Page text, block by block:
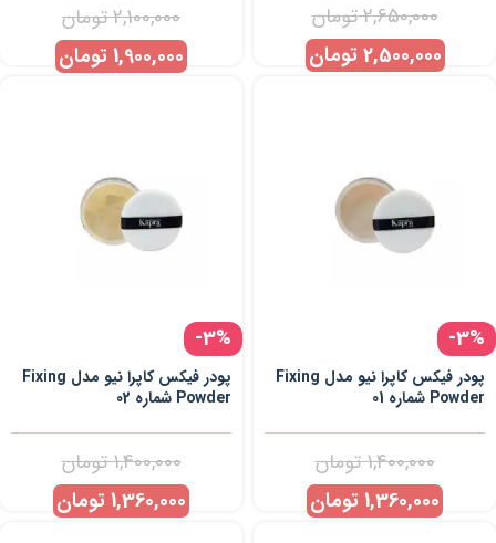
2,650,000تومان
2,500,000 تومان
2,100,000تومان
1,900,000 تومان
-3%
پودر فیکس کاپرا نیو مدل Fixing
Powder شماره 01
1,400,000تومان
1,360,000 تومان
-3%
پودر فیکس کاپرا نیو مدل Fixing
Powder شماره 02
1,400,000تومان
1,360,000 تومان